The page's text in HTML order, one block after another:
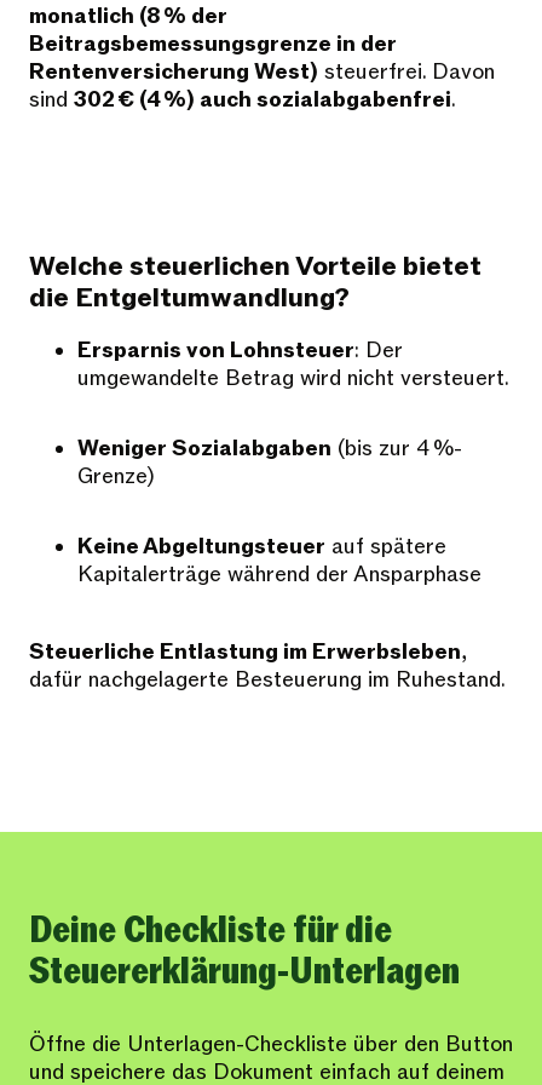
monatlich (8 % der
Beitragsbemessungsgrenze in der
Rentenversicherung West) steuerfrei. Davon
sind 302 € (4 %) auch sozialabgabenfrei.
Welche steuerlichen Vorteile bietet
die Entgeltumwandlung?
Ersparnis von Lohnsteuer: Der
umgewandelte Betrag wird nicht versteuert.
Weniger Sozialabgaben (bis zur 4 %-
Grenze)
Keine Abgeltungsteuer auf spätere
Kapitalerträge während der Ansparphase
Steuerliche Entlastung im Erwerbsleben,
dafür nachgelagerte Besteuerung im Ruhestand.
Deine Checkliste für die
Steuererklärung-Unterlagen
Öffne die Unterlagen-Checkliste über den Button
und speichere das Dokument einfach auf deinem